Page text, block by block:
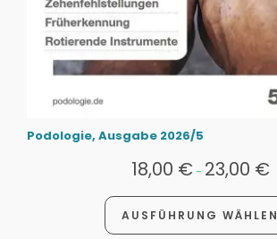
Podologie, Ausgabe 2026/5
18,00 €- 23,00 €
AUSFÜHRUNG WÄHLEN